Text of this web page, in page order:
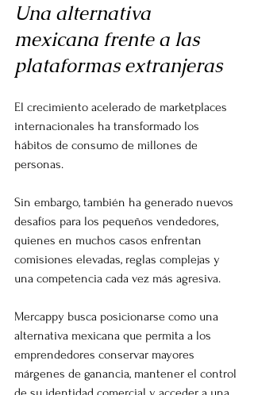
Una alternativa
mexicana frente a las
plataformas extranjeras
El crecimiento acelerado de marketplaces
internacionales ha transformado los
hábitos de consumo de millones de
personas.
Sin embargo, también ha generado nuevos
desafíos para los pequeños vendedores,
quienes en muchos casos enfrentan
comisiones elevadas, reglas complejas y
una competencia cada vez más agresiva.
Mercappy busca posicionarse como una
alternativa mexicana que permita a los
emprendedores conservar mayores
márgenes de ganancia, mantener el control